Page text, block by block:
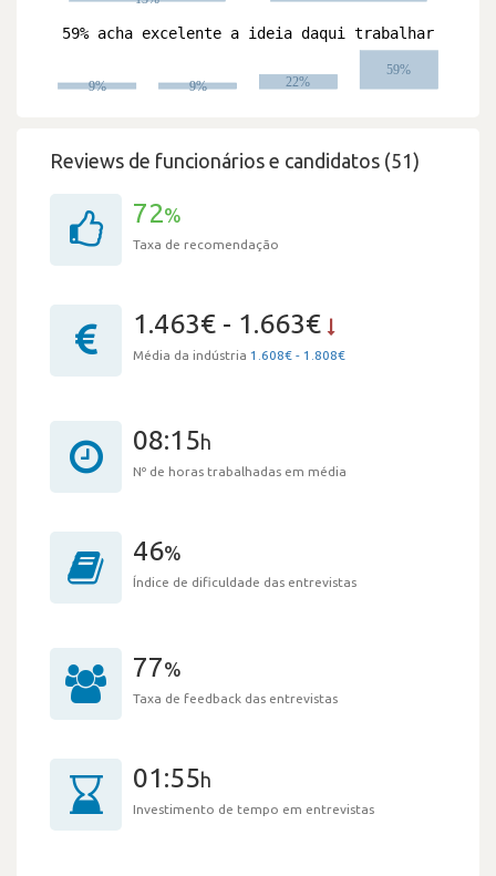
Reviews de funcionários e candidatos (51)
72%
Taxa de recomendação
1.463€ - 1.663€
Média da indústria 1.608€ - 1.808€
08:15h
Nº de horas trabalhadas em média
46%
Índice de dificuldade das entrevistas
77%
Taxa de feedback das entrevistas
01:55h
Investimento de tempo em entrevistas